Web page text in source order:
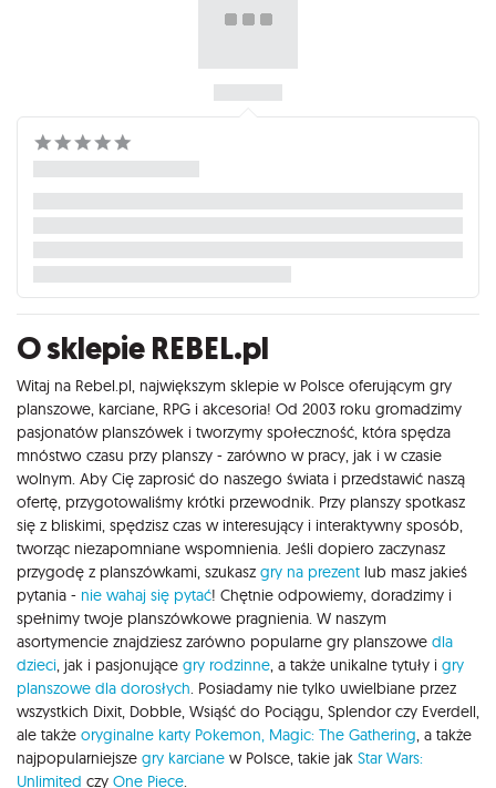
O sklepie REBEL.pl
Witaj na Rebel.pl, największym sklepie w Polsce oferującym gry
planszowe, karciane, RPG i akcesoria! Od 2003 roku gromadzimy
pasjonatów planszówek i tworzymy społeczność, która spędza
mnóstwo czasu przy planszy - zarówno w pracy, jak i w czasie
wolnym. Aby Cię zaprosić do naszego świata i przedstawić naszą
ofertę, przygotowaliśmy krótki przewodnik. Przy planszy spotkasz
się z bliskimi, spędzisz czas w interesujący i interaktywny sposób,
tworząc niezapomniane wspomnienia. Jeśli dopiero zaczynasz
przygodę z planszówkami, szukasz gry na prezent lub masz jakieś
pytania - nie wahaj się pytać! Chętnie odpowiemy, doradzimy i
spełnimy twoje planszówkowe pragnienia. W naszym
asortymencie znajdziesz zarówno popularne gry planszowe dla
dzieci, jak i pasjonujące gry rodzinne, a także unikalne tytuły i gry
planszowe dla dorosłych. Posiadamy nie tylko uwielbiane przez
wszystkich Dixit, Dobble, Wsiąść do Pociągu, Splendor czy Everdell,
ale także oryginalne karty Pokemon, Magic: The Gathering, a także
najpopularniejsze gry karciane w Polsce, takie jak Star Wars:
Unlimited czy One Piece.